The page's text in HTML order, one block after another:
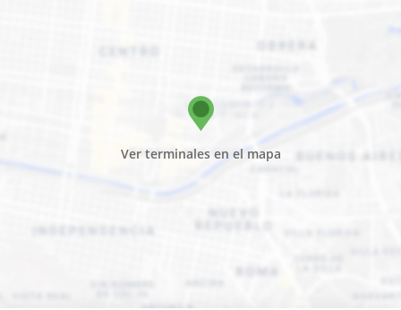
Ver terminales en el mapa